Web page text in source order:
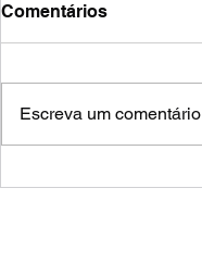
o rio do poeta
Comentários
Escreva um comentário